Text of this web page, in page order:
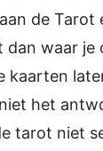
de Tarot
waar je
kaarten
het
tarot niet